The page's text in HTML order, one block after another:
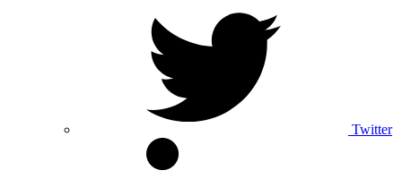
Twitter